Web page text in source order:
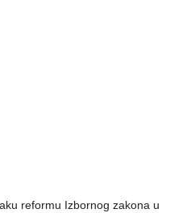
reformu Izbornog zakona u